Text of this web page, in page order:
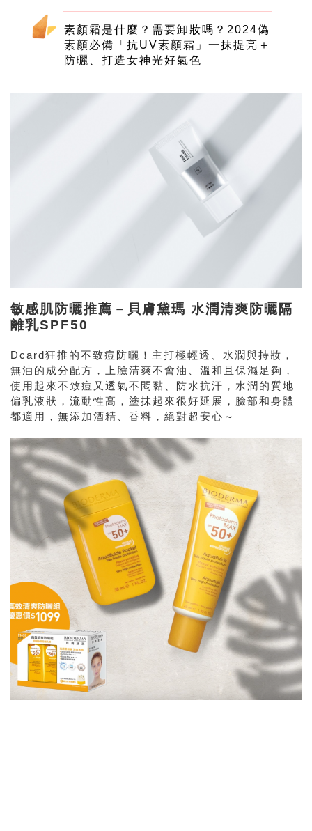
素顏霜是什麼？需要卸妝嗎？2024偽
素顏必備「抗UV素顏霜」一抹提亮＋
防曬、打造女神光好氣色
敏感肌防曬推薦－貝膚黛瑪 水潤清爽防曬隔
離乳SPF50
Dcard狂推的不致痘防曬！主打極輕透、水潤與持妝，
無油的成分配方，上臉清爽不會油、溫和且保濕足夠，
使用起來不致痘又透氣不悶黏、防水抗汗，水潤的質地
偏乳液狀，流動性高，塗抹起來很好延展，臉部和身體
都適用，無添加酒精、香料，絕對超安心～